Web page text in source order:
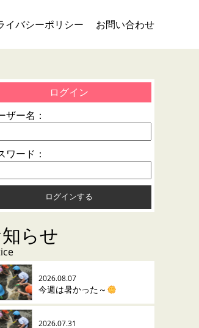
イバシーポリシー お問い合わせ
ログイン
ザー名：
ワード：
らせ
2026.08.07
今週は暑かった～
2026.07.31